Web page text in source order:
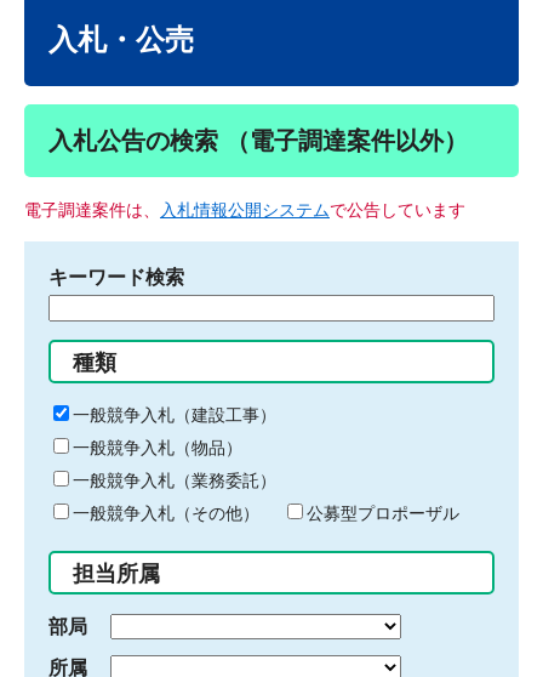
入札・公売
入札公告の検索 （電子調達案件以外）
電子調達案件は、 入札情報公開システムで公告しています
キーワード検索
る
キ
ー
ワ
ー
ド
入
力
種類
一般競争入札（建設工事）
一般競争入札（物品）
一般競争入札（業務委託）
一般競争入札（その他）
公募型プロポーザル
担当所属
部局
所属